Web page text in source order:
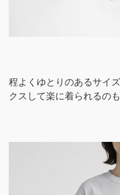
程よくゆとりのあるサイ
クスして楽に着られるの